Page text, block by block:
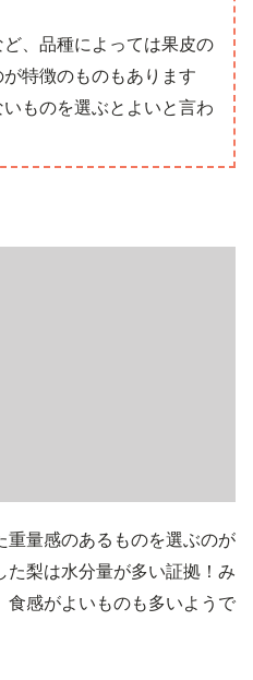
ど、品種によっては果皮の
特徴のものもあります
ものを選ぶとよいと言わ
量感のあるものを選ぶのが
梨は水分量が多い証拠！み
感がよいものも多いようで